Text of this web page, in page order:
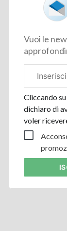
Vuoi le
aziendale
Cliccando
dichiaro di
voler